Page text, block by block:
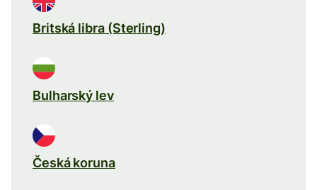
Britská libra (Sterling)
Bulharský lev
Česká koruna